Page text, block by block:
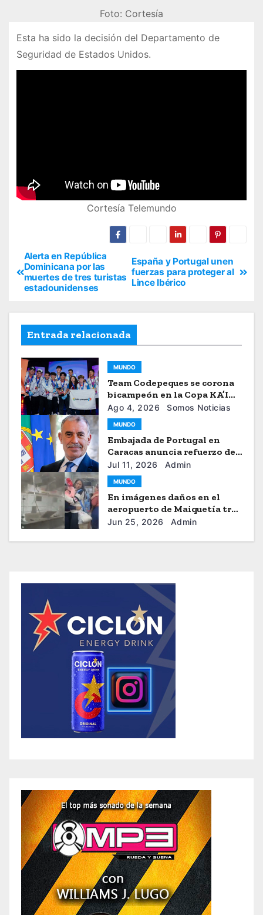
Foto: Cortesía
Esta ha sido la decisión del Departamento de
Seguridad de Estados Unidos.
Cortesía Telemundo
España y Portugal unen
fuerzas para proteger al
Lince Ibérico
Alerta en República
Dominicana por las
muertes de tres turistas
estadounidenses
Entrada relacionada
MUNDO
Team Codepeques se corona
bicampeón en la Copa KA’I
2026
Ago 4, 2026 Somos Noticias
MUNDO
Embajada de Portugal en
Caracas anuncia refuerzo de
ayuda humanitaria
Jul 11, 2026 Admin
MUNDO
En imágenes daños en el
aeropuerto de Maiquetía tras
los sismos
Jun 25, 2026 Admin